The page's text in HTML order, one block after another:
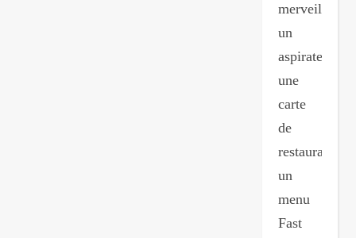
merveilleux
un
aspirateur,
une
carte
de
restaurant,
un
menu
Fast